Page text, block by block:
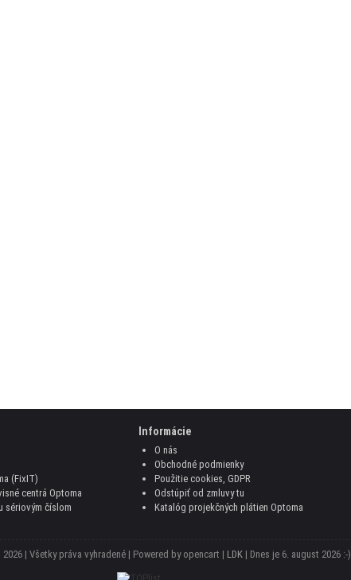
(FixIT)
centrá Optoma
sériovým číslom
Informácie
O nás
Obchodné podmienky
Použitie cookies, GDPR
Odstúpiť od zmluvy tu
Katalóg projekčných plátien Optoma
| Všetky práva vyhradené | Powered by opencart | LDK | Dnes je 6. august 2026 :-)